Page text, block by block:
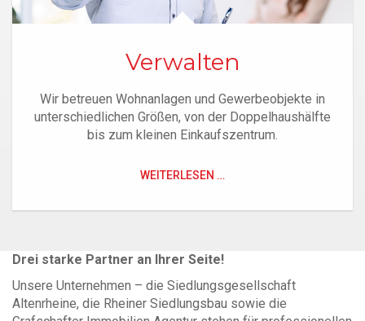
Verwalten
Wir betreuen Wohnanlagen und Gewerbeobjekte in
unterschiedlichen Größen, von der Doppelhaushälfte
bis zum kleinen Einkaufszentrum.
WEITERLESEN …
Drei starke Partner an Ihrer Seite!
Unsere Unternehmen – die Siedlungsgesellschaft
Altenrheine, die Rheiner Siedlungsbau sowie die